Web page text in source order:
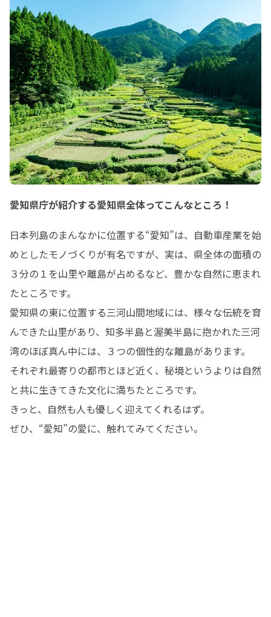
愛知県庁が紹介する愛知県全体ってこんなところ！
日本列島のまんなかに位置する“愛知”は、自動車産業を始
めとしたモノづくりが有名ですが、実は、県全体の面積の
３分の１を山里や離島が占めるなど、豊かな自然に恵まれ
たところです。
愛知県の東に位置する三河山間地域には、様々な伝統を育
んできた山里があり、知多半島と渥美半島に抱かれた三河
湾のほぼ真ん中には、３つの個性的な離島があります。
それぞれ最寄りの都市とほど近く、秘境というよりは自然
と共に生きてきた文化に満ちたところです。
きっと、自然も人も優しく迎えてくれるはず。
ぜひ、“愛知”の愛に、触れてみてください。